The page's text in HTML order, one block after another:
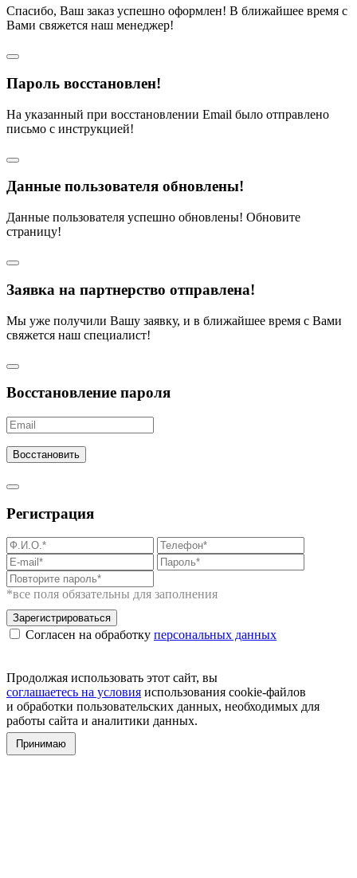
Спасибо, Ваш заказ успешно оформлен! В ближайшее время с
Вами свяжется наш менеджер!
Пароль восстановлен!
На указанный при восстановлении Email было отправлено
письмо с инструкцией!
Данные пользователя обновлены!
Данные пользователя успешно обновлены! Обновите
страницу!
Заявка на партнерство отправлена!
Мы уже получили Вашу заявку, и в ближайшее время с Вами
свяжется наш специалист!
Восстановление пароля
Восстановить
Регистрация
*все поля обязательны для заполнения
Зарегистрироваться
Согласен на обработку персональных данных
Продолжая использовать этот сайт, вы
соглашаетесь на условия использования cookie-файлов
и обработки пользовательских данных, необходимых для
работы сайта и аналитики данных.
Принимаю